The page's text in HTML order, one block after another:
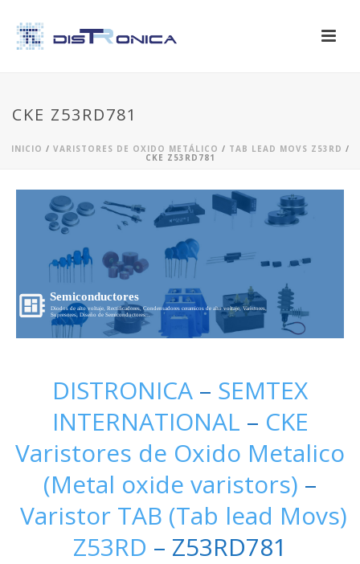
CKE Z53RD781
INICIO / VARISTORES DE OXIDO METÁLICO / TAB LEAD MOVS Z53RD /
CKE Z53RD781
Semiconductores
Diodos de alto voltaje, Rectificadores, Condensadores ceramicos de alto voltaje, Varistores,
Supresores, Diseño de Semiconductores...
DISTRONICA – SEMTEX
INTERNATIONAL – CKE
Varistores de Oxido Metalico
(Metal oxide varistors) –
Varistor TAB (Tab lead Movs)
Z53RD – Z53RD781